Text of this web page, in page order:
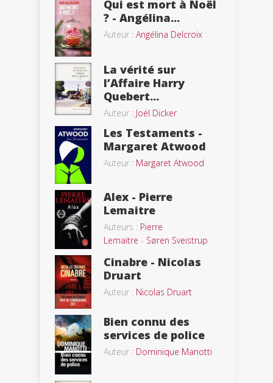
Qui est mort à Noël
? - Angélina...
Auteur : Angélina Delcroix
La vérité sur
l’Affaire Harry
Quebert...
Auteur : Joël Dicker
Les Testaments -
Margaret Atwood
Auteur : Margaret Atwood
Alex - Pierre
Lemaitre
Auteurs : Pierre
Lemaitre - Søren Sveistrup
Cinabre - Nicolas
Druart
Auteur : Nicolas Druart
Bien connu des
services de police
Auteur : Dominique Manotti